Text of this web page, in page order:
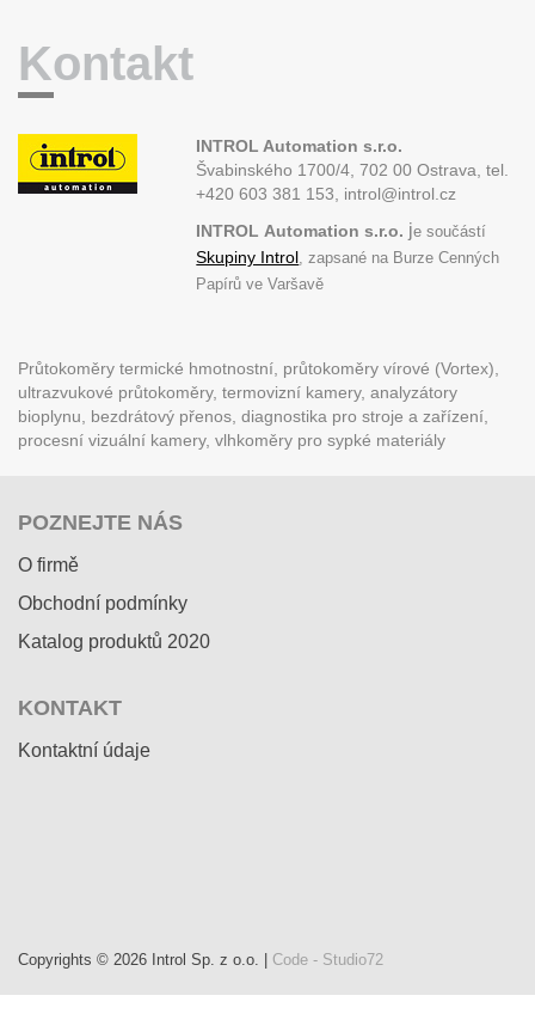
Kontakt
INTROL Automation s.r.o.
Švabinského 1700/4, 702 00 Ostrava,tel.
+420 603 381 153, introl@introl.cz
INTROL Automation s.r.o. je součástí
Skupiny Introl, zapsané na Burze Cenných
Papírů ve Varšavě
Průtokoměry termické hmotnostní, průtokoměry vírové (Vortex),
ultrazvukové průtokoměry, termovizní kamery, analyzátory
bioplynu, bezdrátový přenos, diagnostika pro stroje a zařízení,
procesní vizuální kamery, vlhkoměry pro sypké materiály
POZNEJTE NÁS
O firmě
Obchodní podmínky
Katalog produktů 2020
KONTAKT
Kontaktní údaje
Copyrights © 2026 Introl Sp. z o.o. | Code - Studio72